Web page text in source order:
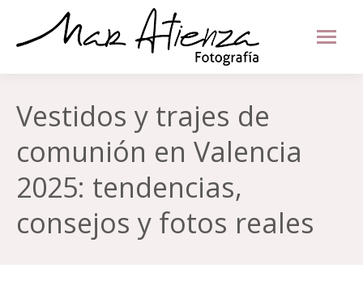
Vestidos y trajes de
comunión en Valencia
2025: tendencias,
consejos y fotos reales